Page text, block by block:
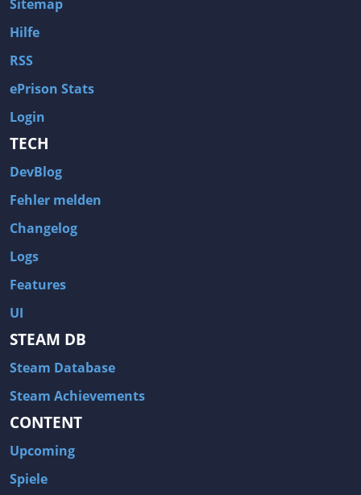
Sitemap
Hilfe
RSS
ePrison Stats
Login
TECH
DevBlog
Fehler melden
Changelog
Logs
Features
UI
STEAM DB
Steam Database
Steam Achievements
CONTENT
Upcoming
Spiele